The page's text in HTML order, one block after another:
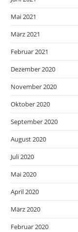
Mai 2021
März 2021
Februar 2021
Dezember 2020
November 2020
Oktober 2020
September 2020
August 2020
Juli 2020
Mai 2020
April 2020
März 2020
Februar 2020